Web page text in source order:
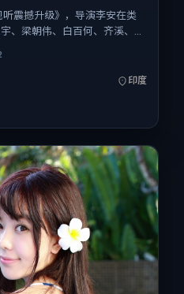
震撼升级》，导演李安在类
、梁朝伟、白百何、齐溪、热
年6月4日（公映登记日
节奏张弛有度。
印度